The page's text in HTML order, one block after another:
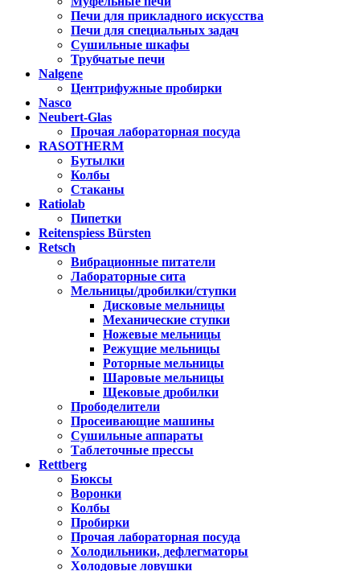
Печи для прикладного искусства
Печи для специальных задач
Сушильные шкафы
Трубчатые печи
Nalgene
Центрифужные пробирки
Nasco
Neubert-Glas
Прочая лабораторная посуда
RASOTHERM
Бутылки
Колбы
Стаканы
Ratiolab
Пипетки
Reitenspiess Bürsten
Retsch
Вибрационные питатели
Лабораторные сита
Мельницы/дробилки/ступки
Дисковые мельницы
Механические ступки
Ножевые мельницы
Режущие мельницы
Роторные мельницы
Шаровые мельницы
Щековые дробилки
Прободелители
Просеивающие машины
Сушильные аппараты
Таблеточные прессы
Rettberg
Бюксы
Воронки
Колбы
Пробирки
Прочая лабораторная посуда
Холодильники, дефлегматоры
Холодовые ловушки